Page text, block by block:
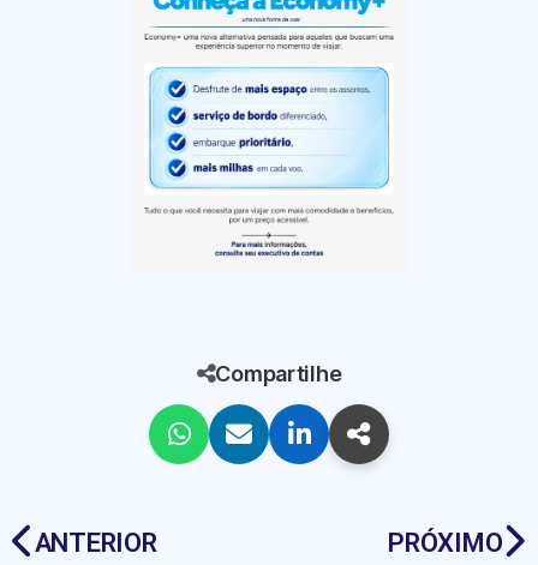
Compartilhe
ANTERIOR PRÓXIMO